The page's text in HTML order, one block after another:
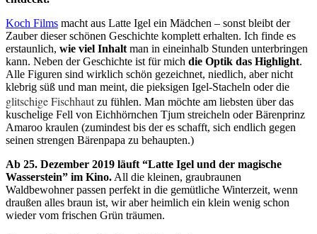
Koch Films macht aus Latte Igel ein Mädchen – sonst bleibt der
Zauber dieser schönen Geschichte komplett erhalten. Ich finde es
erstaunlich, wie viel Inhaltman in eineinhalb Stunden unterbringen
kann. Neben der Geschichte ist für mich die Optik das Highlight.
Alle Figuren sind wirklich schön gezeichnet, niedlich, aber nicht
klebrig süß und man meint, die pieksigen Igel-Stacheln oder die
glitschige Fischhautzu fühlen. Man möchte am liebsten über das
kuschelige Fell von Eichhörnchen Tjum streicheln oder Bärenprinz
Amaroo kraulen (zumindest bis der es schafft, sich endlich gegen
seinen strengen Bärenpapa zu behaupten.)
Ab 25. Dezember 2019 läuft “Latte Igel und der magische
Wasserstein” im Kino.All die kleinen, graubraunen
Waldbewohner passen perfekt in die gemütliche Winterzeit, wenn
draußen alles braun ist, wir aber heimlich ein klein wenig schon
wieder vom frischen Grün träumen.